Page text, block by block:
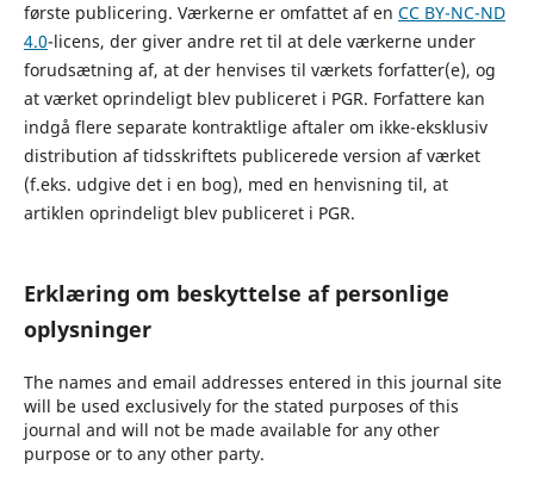
første publicering. Værkerne er omfattet af en CC BY-NC-ND
4.0-licens, der giver andre ret til at dele værkerne under
forudsætning af, at der henvises til værkets forfatter(e), og
at værket oprindeligt blev publiceret i PGR. Forfattere kan
indgå flere separate kontraktlige aftaler om ikke-eksklusiv
distribution af tidsskriftets publicerede version af værket
(f.eks. udgive det i en bog), med en henvisning til, at
artiklen oprindeligt blev publiceret i PGR.
Erklæring om beskyttelse af personlige
oplysninger
The names and email addresses entered in this journal site
will be used exclusively for the stated purposes of this
journal and will not be made available for any other
purpose or to any other party.